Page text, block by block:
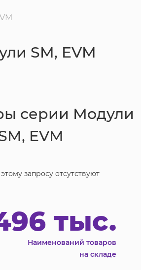
SM, EVM
серии Модули
EVM
запросу отсутствуют
тыс.
Наименований товаров
на складе